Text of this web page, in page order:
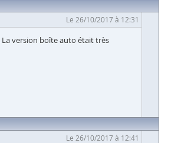
Le 26/10/2017 à 12:31
La version boîte auto était très
Le 26/10/2017 à 12:41